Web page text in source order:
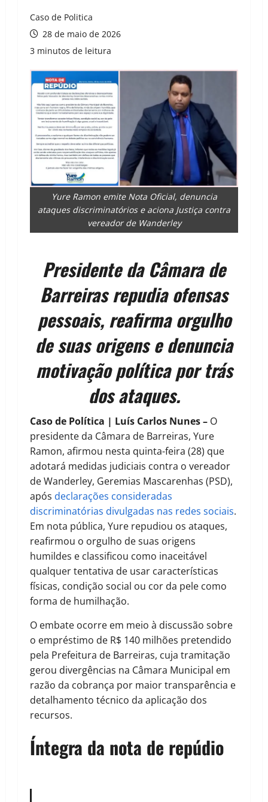
Caso de Politica
28 de maio de 2026
3 minutos de leitura
Yure Ramon emite Nota Oficial, denuncia
ataques discriminatórios e aciona Justiça contra
vereador de Wanderley
Presidente da Câmara de
Barreiras repudia ofensas
pessoais, reafirma orgulho
de suas origens e denuncia
motivação política por trás
dos ataques.
Caso de Política | Luís Carlos Nunes – O
presidente da Câmara de Barreiras, Yure
Ramon, afirmou nesta quinta-feira (28) que
adotará medidas judiciais contra o vereador
de Wanderley, Geremias Mascarenhas (PSD),
após declarações consideradas
discriminatórias divulgadas nas redes sociais.
Em nota pública, Yure repudiou os ataques,
reafirmou o orgulho de suas origens
humildes e classificou como inaceitável
qualquer tentativa de usar características
físicas, condição social ou cor da pele como
forma de humilhação.
O embate ocorre em meio à discussão sobre
o empréstimo de R$ 140 milhões pretendido
pela Prefeitura de Barreiras, cuja tramitação
gerou divergências na Câmara Municipal em
razão da cobrança por maior transparência e
detalhamento técnico da aplicação dos
recursos.
Íntegra da nota de repúdio